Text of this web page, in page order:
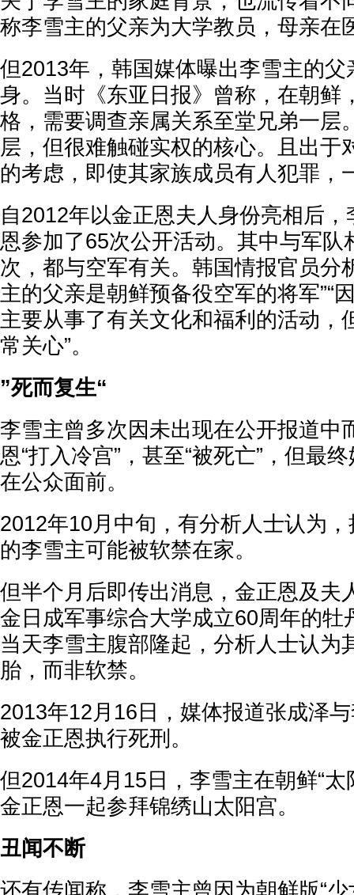
称李雪主的父亲为大学教员，母亲在
但2013年，韩国媒体曝出李雪主的
身。当时《东亚日报》曾称，在朝鲜
格，需要调查亲属关系至堂兄弟一层
层，但很难触碰实权的核心。且出于
的考虑，即使其家族成员有人犯罪，
自2012年以金正恩夫人身份亮相后
恩参加了65次公开活动。其中与军队
次，都与空军有关。韩国情报官员分
主的父亲是朝鲜预备役空军的将军”“
主要从事了有关文化和福利的活动，
常关心”。
”死而复生“
李雪主曾多次因未出现在公开报道中
恩“打入冷宫”，甚至“被死亡”，但最
在公众面前。
2012年10月中旬，有分析人士认为
的李雪主可能被软禁在家。
但半个月后即传出消息，金正恩及夫
金日成军事综合大学成立60周年的牡
当天李雪主腹部隆起，分析人士认为
胎，而非软禁。
2013年12月16日，媒体报道张成泽与
被金正恩执行死刑。
但2014年4月15日，李雪主在朝鲜“太
金正恩一起参拜锦绣山太阳宫。
丑闻不断
还有传闻称，李雪主曾因为朝鲜版“